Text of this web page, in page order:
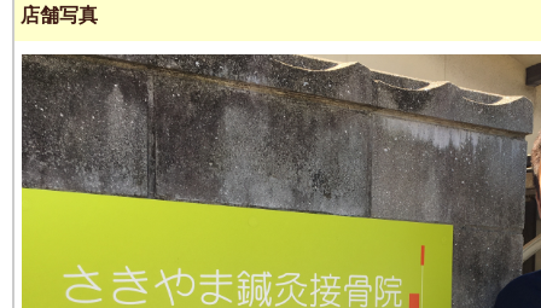
店舗写真